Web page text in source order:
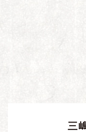
三